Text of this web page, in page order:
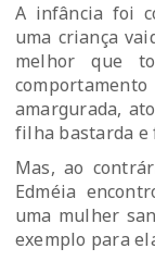
A infância foi
uma criança
melhor que
amargurada,
filha bastarda e
Mas, ao
Edméia
uma mulher
exemplo para